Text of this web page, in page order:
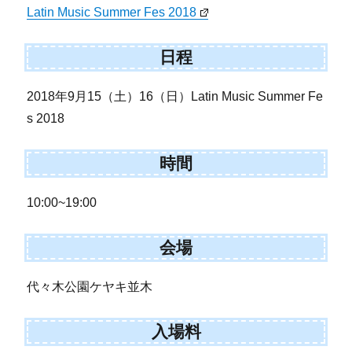
Latin Music Summer Fes 2018
日程
2018年9月15（土）16（日）Latin Music Summer Fe
s 2018
時間
10:00~19:00
会場
代々木公園ケヤキ並木
入場料